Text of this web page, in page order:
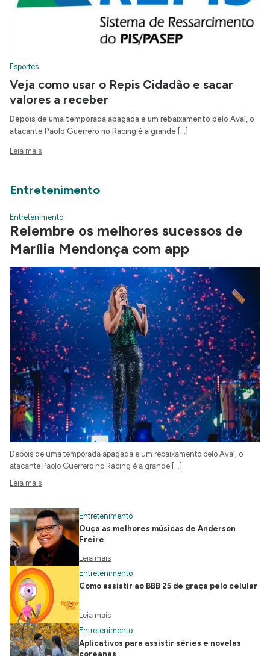
Esportes
Veja como usar o Repis Cidadão e sacar
valores a receber
Depois de uma temporada apagada e um rebaixamento pelo Avaí, o
atacante Paolo Guerrero no Racing é a grande […]
Leia mais
Entretenimento
Entretenimento
Relembre os melhores sucessos de
Marília Mendonça com app
Depois de uma temporada apagada e um rebaixamento pelo Avaí, o
atacante Paolo Guerrero no Racing é a grande […]
Leia mais
Entretenimento
Ouça as melhores músicas de Anderson
Freire
Leia mais
Entretenimento
Como assistir ao BBB 25 de graça pelo celular
Leia mais
Entretenimento
Aplicativos para assistir séries e novelas
coreanas